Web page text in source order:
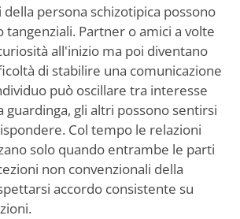
persona schizotipica possono
Partner o amici a volte
all'inizio ma poi diventano
di stabilire una comunicazione
può oscillare tra interesse
guardinga, gli altri possono sentirsi
Col tempo le relazioni
solo quando entrambe le parti
non convenzionali della
accordo consistente su